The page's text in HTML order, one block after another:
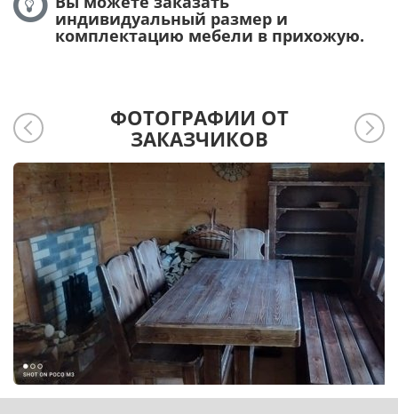
индивидуальный размер и
комплектацию мебели в прихожую.
ФОТОГРАФИИ ОТ
ЗАКАЗЧИКОВ